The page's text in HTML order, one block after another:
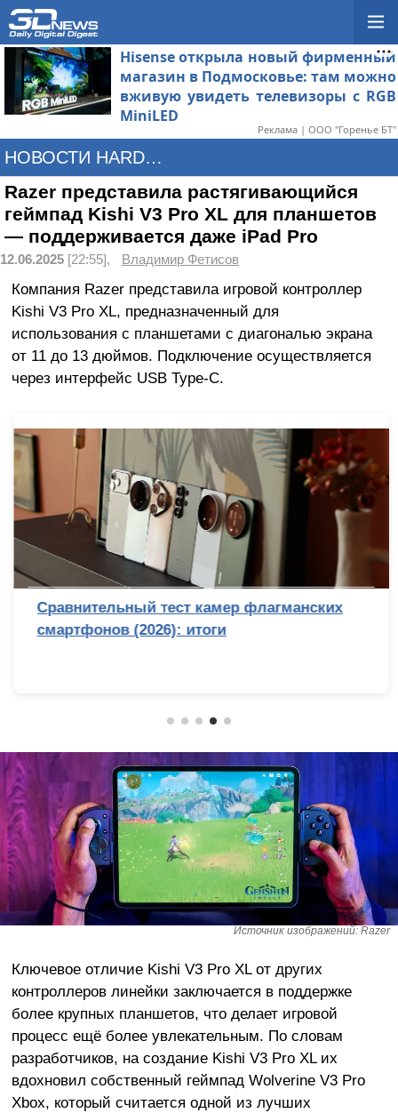
Hisense открыла новый фирменный
магазин в Подмосковье: там можно
вживую увидеть телевизоры с RGB
MiniLED
Реклама | ООО "Горенье БТ"
НОВОСТИ HARDWARE
Razer представила растягивающийся
геймпад Kishi V3 Pro XL для планшетов
— поддерживается даже iPad Pro
12.06.2025 [22:55], Владимир Фетисов
Компания Razer представила игровой контроллер
Kishi V3 Pro XL, предназначенный для
использования с планшетами с диагональю экрана
от 11 до 13 дюймов. Подключение осуществляется
через интерфейс USB Type-C.
Сравнительный тест камер флагманских
смартфонов (2026): итоги
Источник изображений: Razer
Ключевое отличие Kishi V3 Pro XL от других
контроллеров линейки заключается в поддержке
более крупных планшетов, что делает игровой
процесс ещё более увлекательным. По словам
разработчиков, на создание Kishi V3 Pro XL их
вдохновил собственный геймпад Wolverine V3 Pro
Xbox, который считается одной из лучших